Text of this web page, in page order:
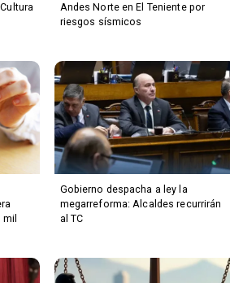
Andes Norte en El Teniente por
riesgos sísmicos
Gobierno despacha a ley la
megarreforma: Alcaldes recurrirán
al TC